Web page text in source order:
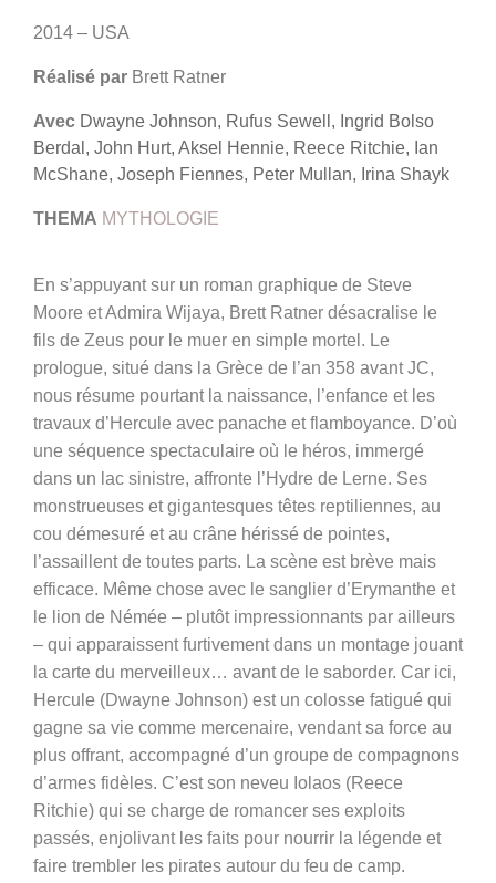
2014 – USA
Réalisé par Brett Ratner
Avec Dwayne Johnson, Rufus Sewell, Ingrid Bolso
Berdal, John Hurt, Aksel Hennie, Reece Ritchie, Ian
McShane, Joseph Fiennes, Peter Mullan, Irina Shayk
THEMA MYTHOLOGIE
En s’appuyant sur un roman graphique de Steve
Moore et Admira Wijaya, Brett Ratner désacralise le
fils de Zeus pour le muer en simple mortel. Le
prologue, situé dans la Grèce de l’an 358 avant JC,
nous résume pourtant la naissance, l’enfance et les
travaux d’Hercule avec panache et flamboyance. D’où
une séquence spectaculaire où le héros, immergé
dans un lac sinistre, affronte l’Hydre de Lerne. Ses
monstrueuses et gigantesques têtes reptiliennes, au
cou démesuré et au crâne hérissé de pointes,
l’assaillent de toutes parts. La scène est brève mais
efficace. Même chose avec le sanglier d’Erymanthe et
le lion de Némée – plutôt impressionnants par ailleurs
– qui apparaissent furtivement dans un montage jouant
la carte du merveilleux… avant de le saborder. Car ici,
Hercule (Dwayne Johnson) est un colosse fatigué qui
gagne sa vie comme mercenaire, vendant sa force au
plus offrant, accompagné d’un groupe de compagnons
d’armes fidèles. C’est son neveu Iolaos (Reece
Ritchie) qui se charge de romancer ses exploits
passés, enjolivant les faits pour nourrir la légende et
faire trembler les pirates autour du feu de camp.